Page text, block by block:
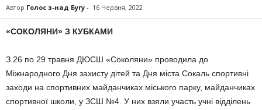
Автор Голос з-над Бугу - 16 Червня, 2022
«СОКОЛЯНИ» З КУБКАМИ
З 26 по 29 травня ДЮСШ «Соко­ляни» проводила до
Міжнародного Дня захисту дітей та Дня міста Со­каль спортивні
заходи на спортив­них майданчиках міського парку, майданчиках
спортивної школи, у ЗСШ №4. У них взяли участь учні відділень